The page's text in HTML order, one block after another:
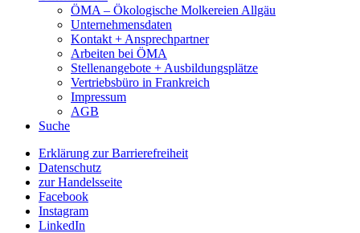
ÖMA – Ökologische Molkereien Allgäu
Unternehmensdaten
Kontakt + Ansprechpartner
Arbeiten bei ÖMA
Stellenangebote + Ausbildungsplätze
Vertriebsbüro in Frankreich
Impressum
AGB
Suche
Erklärung zur Barrierefreiheit
Datenschutz
zur Handelsseite
Facebook
Instagram
LinkedIn